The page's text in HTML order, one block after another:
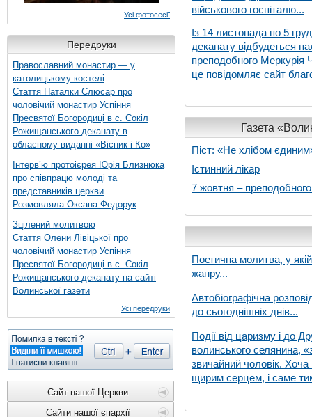
Усі фотосесії
Передруки
Православний монастир — у
католицькому костелі
Стаття Наталки Слюсар про
чоловічий монастир Успіння
Пресвятої Богородиці в с. Сокіл
Рожищанського деканату в
обласному виданні «Вісник і Ко»
Інтерв’ю протоієрея Юрія Близнюка
про співпрацю молоді та
представників церкви
Розмовляла Оксана Федорук
Зцілений молитвою
Стаття Олени Лівіцької про
чоловічий монастир Успіння
Пресвятої Богородиці в с. Сокіл
Рожищанського деканату на сайті
Волинської газети
Усі передруки
Сайт нашої Церкви
Сайти нашої єпархії
військового госпіталю...
Із 14 листопада по 5
деканату відбудеться
преподобного Меркурія
це повідомляє сайт
Газета
Піст: «Не хлібом
Істинний лікар
7 жовтня –
Поетична молитва, у
жанру...
Автобіографічна
до сьогоднішніх днів...
Події від царизму і до
волинського селянина,
звичайний чоловік. Хоча
щирим серцем, і саме